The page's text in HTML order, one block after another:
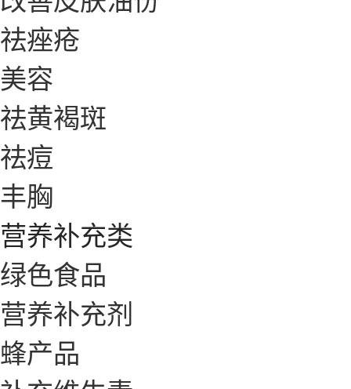
祛痤疮
美容
祛黄褐斑
祛痘
丰胸
营养补充类
绿色食品
营养补充剂
蜂产品